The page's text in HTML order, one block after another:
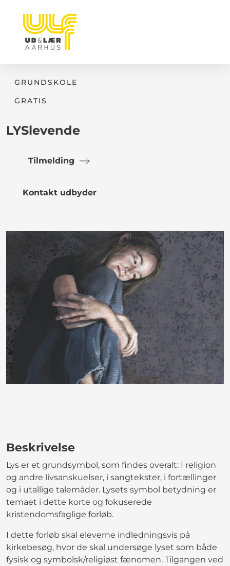
GRUNDSKOLE
GRATIS
LYSlevende
Tilmelding
Kontakt udbyder
Beskrivelse
Lys er et grundsymbol, som findes overalt: I religion
og andre livsanskuelser, i sangtekster, i fortællinger
og i utallige talemåder. Lysets symbol betydning er
temaet i dette korte og fokuserede
kristendomsfaglige forløb.
I dette forløb skal eleverne indledningsvis på
kirkebesøg, hvor de skal undersøge lyset som både
fysisk og symbolsk/religiøst fænomen. Tilgangen ved